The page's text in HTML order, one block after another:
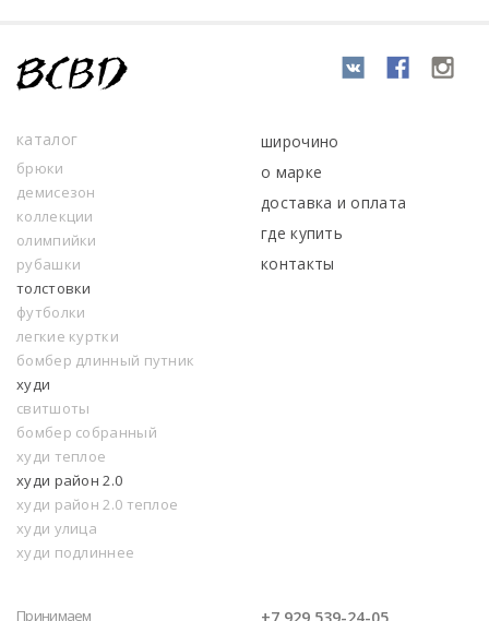
каталог
брюки
демисезон
коллекции
олимпийки
рубашки
толстовки
футболки
легкие куртки
бомбер длинный путник
худи
свитшоты
бомбер собранный
худи теплое
худи район 2.0
худи район 2.0 теплое
худи улица
худи подлиннее
широчино
о марке
доставка и оплата
где купить
контакты
Принимаем +7 929 539-24-05